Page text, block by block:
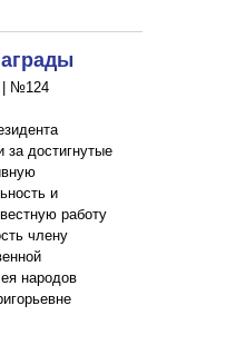
№124
за достигнутые
и
работу
члену
народов